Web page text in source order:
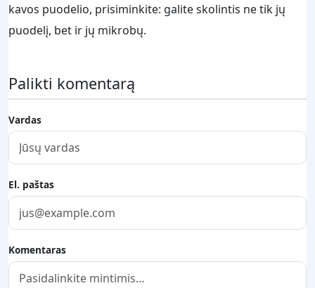
kavos puodelio, prisiminkite: galite skolintis ne tik jų
puodelį, bet ir jų mikrobų.
Palikti komentarą
Vardas
El. paštas
Komentaras